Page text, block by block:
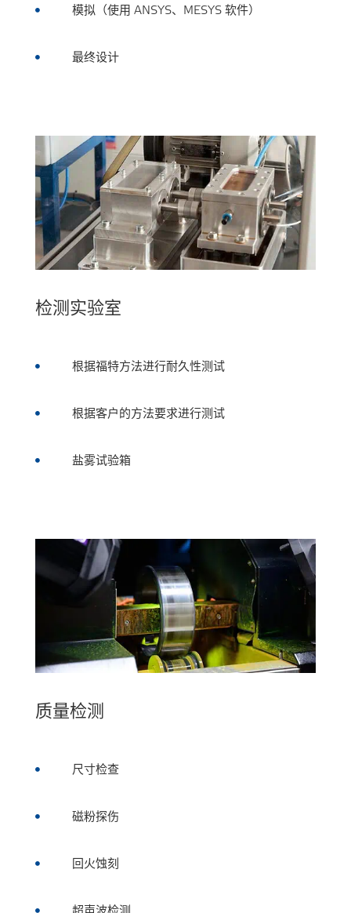
 模拟（使用 ANSYS、MESYS 软件）
 最终设计
检测实验室
 根据福特方法进行耐久性测试
 根据客户的方法要求进行测试
 盐雾试验箱
质量检测
 尺寸检查
 磁粉探伤
 回火蚀刻
